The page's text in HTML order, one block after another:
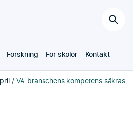
Forskning För skolor Kontakt
Sök
VA-branschens kompetens säkras